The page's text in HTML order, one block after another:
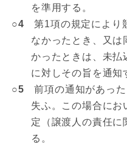
を準用する。
○4 第1項の規定により
なかったとき、又は
かったときは、未払
に対しその旨を通知
○5 前項の通知があった
失ふ。この場合にお
定（譲渡人の責任に
る。